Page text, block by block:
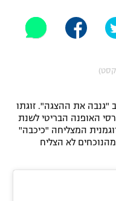
"גנבה את ההצגה". זוגתו
האופנה הבריטי לשנת
המצליחה "כיכבה"
לא הצליח